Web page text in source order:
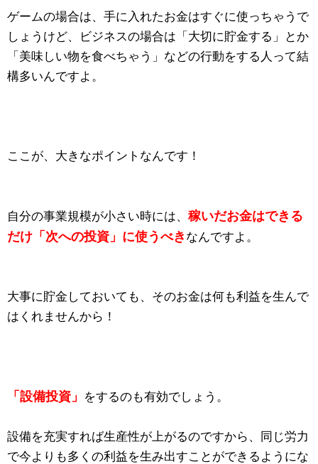
ゲームの場合は、手に入れたお金はすぐに使っちゃうで
しょうけど、ビジネスの場合は「大切に貯金する」とか
「美味しい物を食べちゃう」などの行動をする人って結
構多いんですよ。
ここが、大きなポイントなんです！
自分の事業規模が小さい時には、 稼いだお金はできる
だけ「次への投資」に使うべき なんですよ。
大事に貯金しておいても、そのお金は何も利益を生んで
はくれませんから！
「設備投資」 をするのも有効でしょう。
設備を充実すれば生産性が上がるのですから、同じ労力
で今よりも多くの利益を生み出すことができるようにな